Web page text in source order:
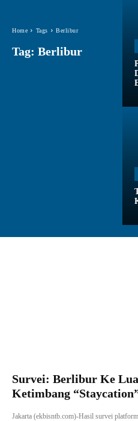
Home Tags Berlibur
Tag: Berlibur
Survei: Berlibur Ke
Ketimbang
Jakarta (ekbisntb.com)-Hasil survei